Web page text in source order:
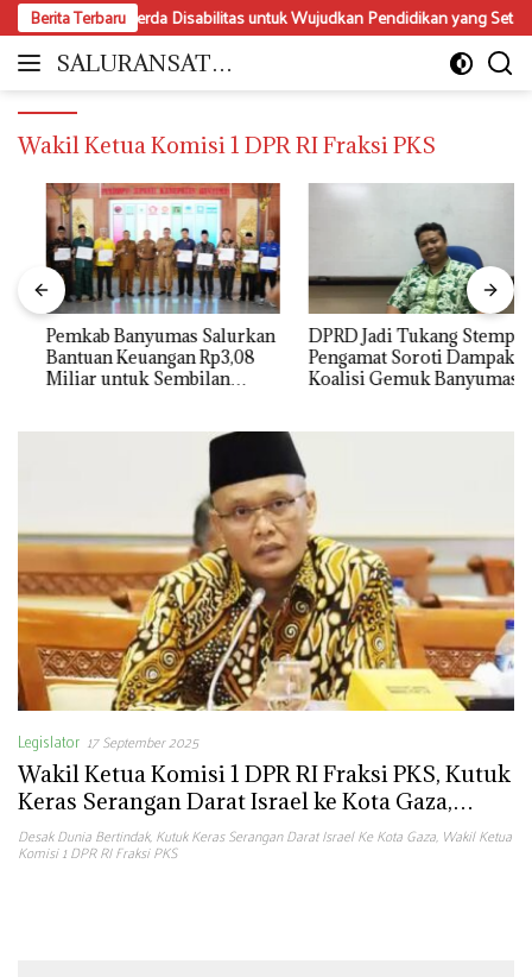
Langsung
ke
konten
Berita Terbaru
Perda Disabilitas untuk Wujudkan Pendidikan yang Setara dan
SALURANSATU.
Moderat
Wakil Ketua Komisi 1 DPR RI Fraksi PKS
Pemkab Banyumas Salurkan
Bantuan Keuangan Rp3,08
Miliar untuk Sembilan
DPRD Jadi Tukang Stempel?
Pengamat Soroti Dampak
Koalisi Gemuk Banyumas
Legislator 17 September 2025
Wakil Ketua Komisi 1 DPR RI Fraksi PKS, Kutuk
Keras Serangan Darat Israel ke Kota Gaza,
Desak Dunia Bertindak
Desak Dunia Bertindak,Kutuk Keras Serangan Darat Israel Ke Kota Gaza, Wakil Ketua
Komisi 1 DPR RI Fraksi PKS